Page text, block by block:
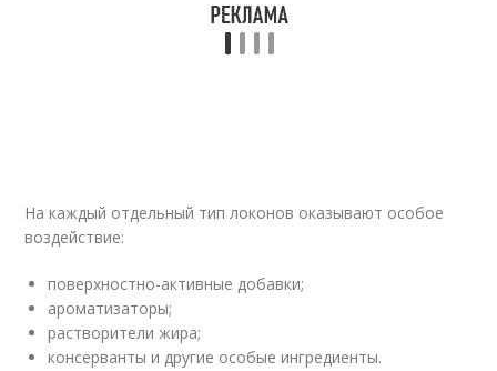
На каждый отдельный тип локонов оказывают особое
воздействие:
поверхностно-активные добавки;
ароматизаторы;
растворители жира;
консерванты и другие особые ингредиенты.